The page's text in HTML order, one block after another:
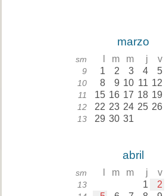
marzo
sm m m j v
9 1 2 3 4 5
10 8 9 10 11 12
11 15 16 17 18 19
12 22 23 24 25 26
13 29 30 31
abril
sm m m j v
13 1 2